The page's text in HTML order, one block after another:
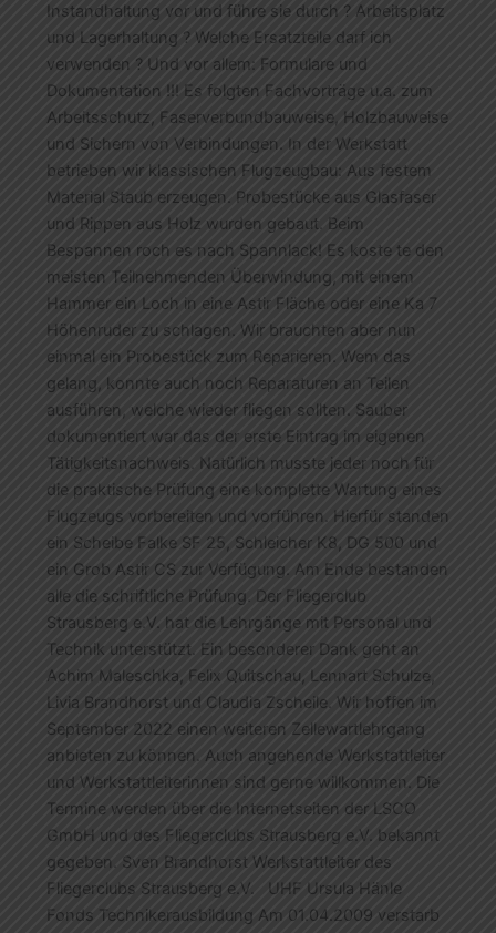
Instandhaltung vor und führe sie durch ? Arbeitsplatz
und Lagerhaltung ? Welche Ersatzteile darf ich
verwenden ? Und vor allem: Formulare und
Dokumentation !!! Es folgten Fachvorträge u.a. zum
Arbeitsschutz, Faserverbundbauweise, Holzbauweise
und Sichern von Verbindungen. In der Werkstatt
betrieben wir klassischen Flugzeugbau: Aus festem
Material Staub erzeugen. Probestücke aus Glasfaser
und Rippen aus Holz wurden gebaut. Beim
Bespannen roch es nach Spannlack! Es koste te den
meisten Teilnehmenden Überwindung, mit einem
Hammer ein Loch in eine Astir Fläche oder eine Ka 7
Höhenruder zu schlagen. Wir brauchten aber nun
einmal ein Probestück zum Reparieren. Wem das
gelang, konnte auch noch Reparaturen an Teilen
ausführen, welche wieder fliegen sollten. Sauber
dokumentiert war das der erste Eintrag im eigenen
Tätigkeitsnachweis. Natürlich musste jeder noch für
die praktische Prüfung eine komplette Wartung eines
Flugzeugs vorbereiten und vorführen. Hierfür standen
ein Scheibe Falke SF 25, Schleicher K8, DG 500 und
ein Grob Astir CS zur Verfügung. Am Ende bestanden
alle die schriftliche Prüfung. Der Fliegerclub
Strausberg e.V. hat die Lehrgänge mit Personal und
Technik unterstützt. Ein besonderer Dank geht an
Achim Maleschka, Felix Quitschau, Lennart Schulze,
Livia Brandhorst und Claudia Zscheile. Wir hoffen im
September 2022 einen weiteren Zellewartlehrgang
anbieten zu können. Auch angehende Werkstattleiter
und Werkstattleiterinnen sind gerne willkommen. Die
Termine werden über die Internetseiten der LSCO
GmbH und des Fliegerclubs Strausberg e.V. bekannt
gegeben. Sven Brandhorst Werkstattleiter des
Fliegerclubs Strausberg e.V. UHF Ursula Hänle
Fonds Technikerausbildung Am 01.04.2009 verstarb